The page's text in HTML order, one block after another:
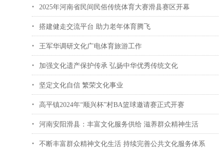
2025年河南省民间民俗传统体育大赛滑县赛区开幕
搭建健走交流平台 助力老年体育腾飞
王军华调研文化广电体育旅游工作
加强文化遗产保护传承 弘扬中华优秀传统文化
坚定文化自信 繁荣文化事业
高平镇2024年“顺兴杯”村BA篮球邀请赛正式开赛
河南安阳滑县：丰富文化服务供给 滋养群众精神生活
不断丰富群众精神文化生活 持续完善公共文化服务体系